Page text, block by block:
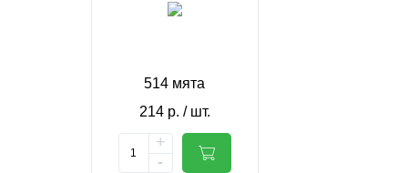
514 мята
214 р. / шт.
+
-